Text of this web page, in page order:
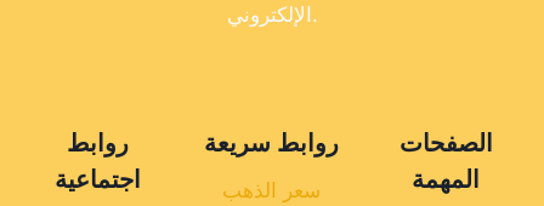
الإلكتروني.
روابط
اجتماعية
روابط سريعة
سعر الذهب
الصفحات
المهمة